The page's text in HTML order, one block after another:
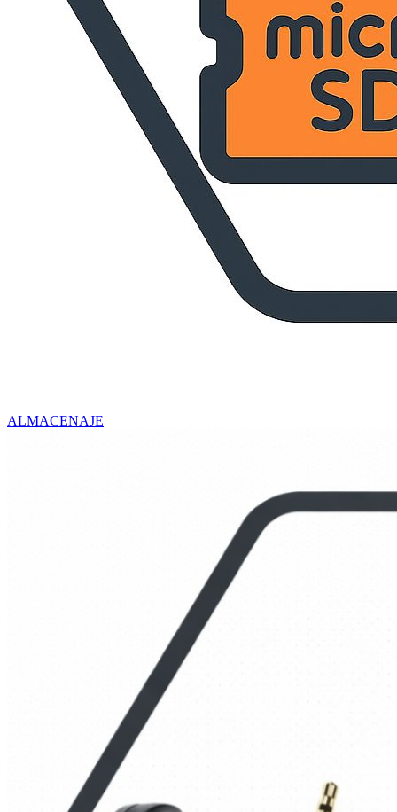
ALMACENAJE